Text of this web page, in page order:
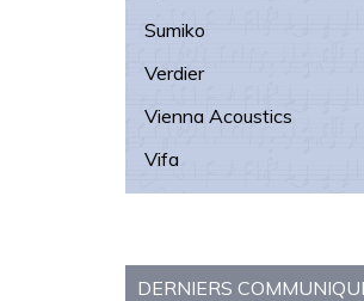
Sumiko
Verdier
Vienna Acoustics
Vifa
DERNIERS